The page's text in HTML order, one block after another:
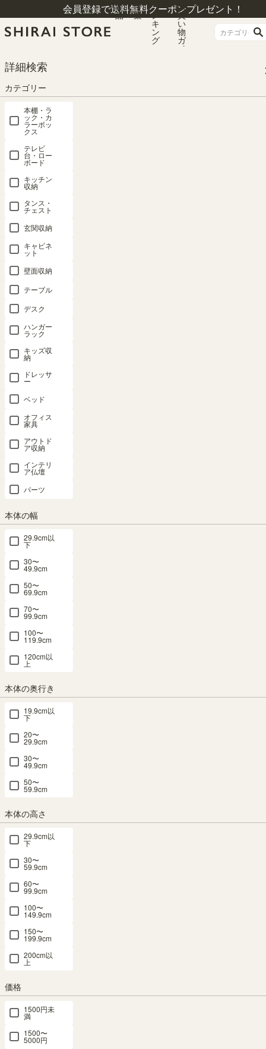
会員登録で送料無料クーポンプレゼント！
商
品
特
集
ラ
ン
キ
ン
グ
お
買
い
物
ガ
イ
詳細検索
カテゴリー
本棚・ラ
ック・カ
ラーボッ
クス
テレビ
台・ロー
ボード
キッチン
収納
タンス・
チェスト
玄関収納
キャビネ
ット
壁面収納
テーブル
デスク
ハンガー
ラック
キッズ収
納
ドレッサ
ー
ベッド
オフィス
家具
アウトド
ア収納
インテリ
ア仏壇
パーツ
本体の幅
29.9cm以
下
30〜
49.9cm
50〜
69.9cm
70〜
99.9cm
100〜
119.9cm
120cm以
上
本体の奥行き
19.9cm以
下
20〜
29.9cm
30〜
49.9cm
50〜
59.9cm
本体の高さ
29.9cm以
下
30〜
59.9cm
60〜
99.9cm
100〜
149.9cm
150〜
199.9cm
200cm以
上
価格
1500円未
満
1500〜
5000円
HOME シリーズ一覧
追加移動棚 CEC-9065SL(小)用 棚取付金具付 ホワイト 白 キッチン収納 セシ
ルナ CEC-W65SL2
追加移動棚 CEC-9065SL(小)用 棚取付金具
付 ホワイト 白 キッチン収納 セシルナ
CEC-W65SL2
幅24.6 × 奥行35.5 × 高さ1.8（cm）
セシルナ
SOLD OUT
メルマガ or LINE登録で5%OFFクーポン進呈中！
→登録はこちらから
¥ 1,600
送料個別
組立サービス
この商品は組立サービスをご利用いただけません。
〒
※在庫状況、実際の詳細な住所により変動する場合があります。
※正確なお届け予定日はご注文手続き画面にてご確認ください。